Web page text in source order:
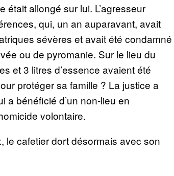
allongé sur lui. L’agresseur
qui, un an auparavant, avait
sévères et avait été condamné
ou de pyromanie. Sur le lieu du
et 3 litres d’essence avaient été
protéger sa famille ? La justice a
a bénéficié d’un non-lieu en
volontaire.
le cafetier dort désormais avec son